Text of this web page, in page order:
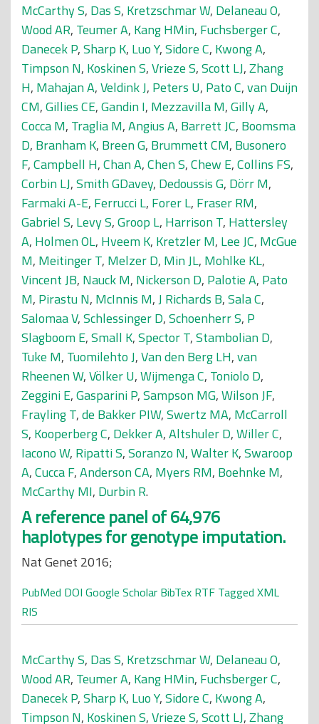
McCarthy S, Das S, Kretzschmar W, Delaneau O,
Wood AR, Teumer A, Kang HMin, Fuchsberger C,
Danecek P,Sharp K, Luo Y,Sidore C, Kwong A,
Timpson N, Koskinen S,Vrieze S,Scott LJ,Zhang
H, Mahajan A,Veldink J, Peters U, Pato C,van Duijn
CM,Gillies CE,Gandin I, Mezzavilla M,Gilly A,
Cocca M, Traglia M,Angius A, Barrett JC, Boomsma
D, Branham K, Breen G, Brummett CM, Busonero
F,Campbell H,Chan A,Chen S,Chew E,Collins FS,
Corbin LJ,Smith GDavey, Dedoussis G, Dörr M,
Farmaki A-E, Ferrucci L, Forer L, Fraser RM,
Gabriel S, Levy S,Groop L, Harrison T, Hattersley
A, Holmen OL, Hveem K, Kretzler M, Lee JC, McGue
M, Meitinger T, Melzer D, Min JL, Mohlke KL,
Vincent JB, Nauck M, Nickerson D, Palotie A, Pato
M, Pirastu N, McInnis M,J Richards B,Sala C,
Salomaa V,Schlessinger D,Schoenherr S, P
Slagboom E,Small K,Spector T,Stambolian D,
Tuke M, Tuomilehto J,Van den Berg LH,van
Rheenen W,Völker U,Wijmenga C, Toniolo D,
Zeggini E,Gasparini P,Sampson MG,Wilson JF,
Frayling T,de Bakker PIW,Swertz MA, McCarroll
S, Kooperberg C, Dekker A,Altshuler D,Willer C,
Iacono W, Ripatti S,Soranzo N,Walter K,Swaroop
A,Cucca F,Anderson CA, Myers RM, Boehnke M,
McCarthy MI, Durbin R.
A reference panel of 64,976
haplotypes for genotype imputation.
Nat Genet 2016;
PubMed DOI Google Scholar BibTex RTF Tagged XML
RIS
McCarthy S, Das S, Kretzschmar W, Delaneau O,
Wood AR, Teumer A, Kang HMin, Fuchsberger C,
Danecek P,Sharp K, Luo Y,Sidore C, Kwong A,
Timpson N, Koskinen S,Vrieze S,Scott LJ,Zhang